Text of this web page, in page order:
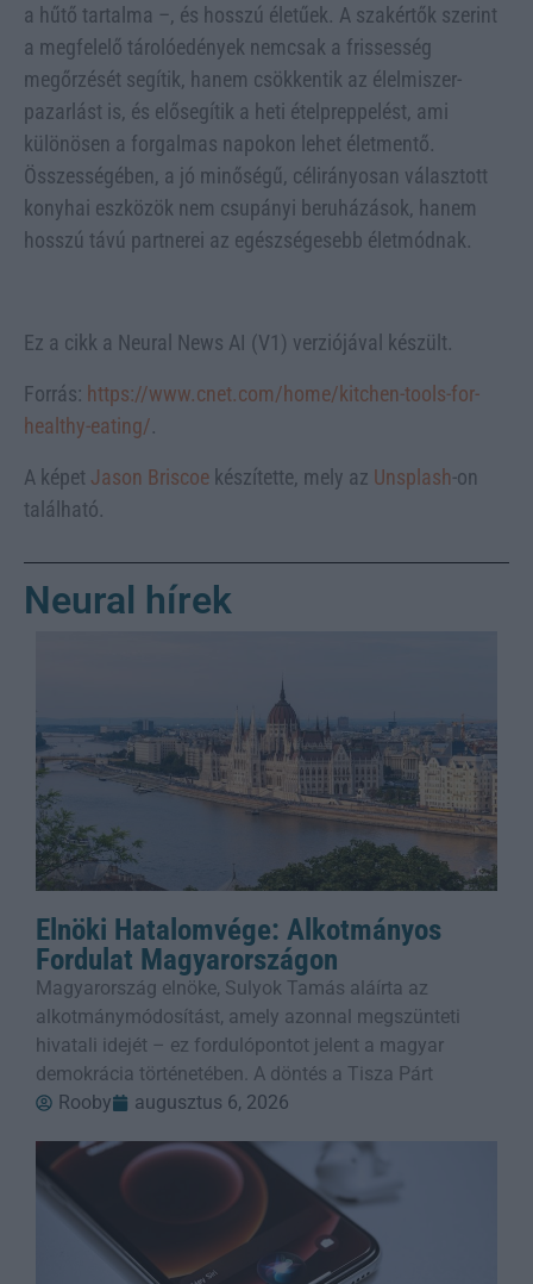
a hűtő tartalma –, és hosszú életűek. A szakértők szerint
a megfelelő tárolóedények nemcsak a frissesség
megőrzését segítik, hanem csökkentik az élelmiszer-
pazarlást is, és elősegítik a heti ételpreppelést, ami
különösen a forgalmas napokon lehet életmentő.
Összességében, a jó minőségű, célirányosan választott
konyhai eszközök nem csupányi beruházások, hanem
hosszú távú partnerei az egészségesebb életmódnak.
Ez a cikk a Neural News AI (V1) verziójával készült.
Forrás: https://www.cnet.com/home/kitchen-tools-for-
healthy-eating/.
A képet Jason Briscoe készítette, mely az Unsplash-on
található.
Neural hírek
Elnöki Hatalomvége: Alkotmányos
Fordulat Magyarországon
Magyarország elnöke, Sulyok Tamás aláírta az
alkotmánymódosítást, amely azonnal megszünteti
hivatali idejét – ez fordulópontot jelent a magyar
demokrácia történetében. A döntés a Tisza Párt
Rooby
augusztus 6, 2026